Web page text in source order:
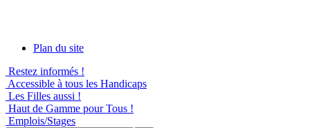
Plan du site
Restez informés !
Accessible à tous les Handicaps
Les Filles aussi !
Haut de Gamme pour Tous !
Emplois/Stages